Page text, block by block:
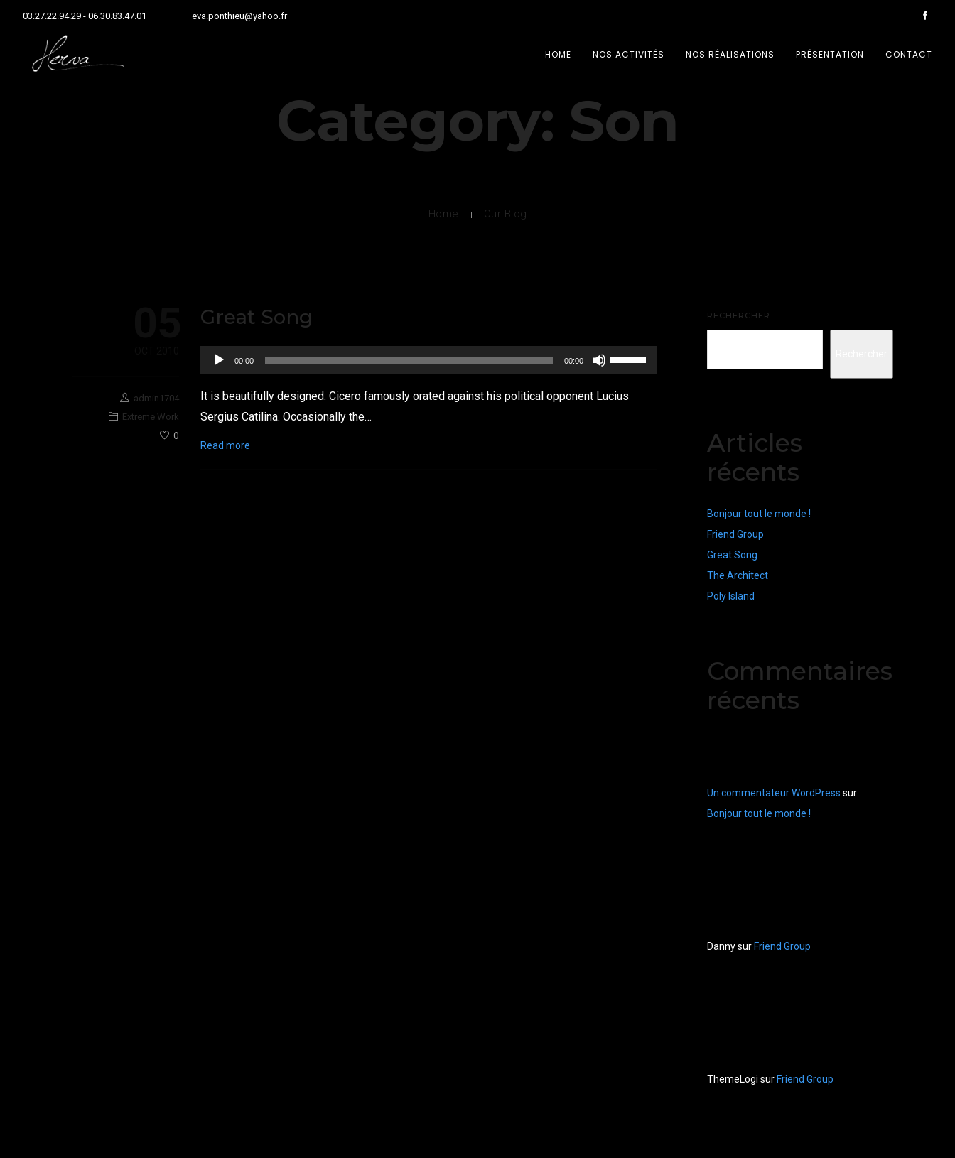
03.27.22.94.29 - 06.30.83.47.01 eva.ponthieu@yahoo.fr
HOME NOS ACTIVITÉS NOS RÉALISATIONS PRÉSENTATION CONTACT
Category: Son
Home Our Blog
admin1704
Extreme Work
0
Great Song
Lecteur
audio
00:00 00:00
Utilisez
les
flèches
It is beautifully designed. Cicero famously orated against his political opponent Lucius
Sergius Catilina. Occasionally the…
Read more
RECHERCHER
Articles
récents
Bonjour tout le monde !
Friend Group
Great Song
The Architect
Poly Island
Commentaires
récents
Un commentateur WordPress sur
Bonjour tout le monde !
Dannysur Friend Group
ThemeLogi sur Friend Group